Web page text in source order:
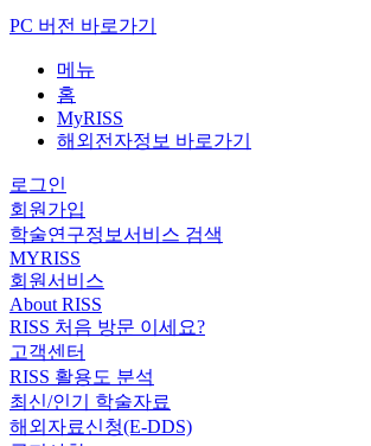
PC 버전 바로가기
메뉴
홈
MyRISS
해외전자정보 바로가기
로그인
회원가입
학술연구정보서비스 검색
MYRISS
회원서비스
About RISS
RISS 처음 방문 이세요?
고객센터
RISS 활용도 분석
최신/인기 학술자료
해외자료신청(E-DDS)